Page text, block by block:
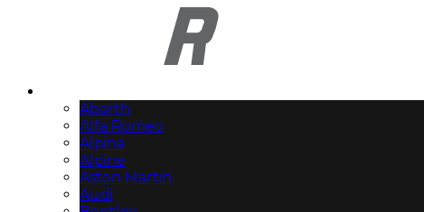
Abarth
Alfa Romeo
Alpina
Alpine
Aston Martin
Audi